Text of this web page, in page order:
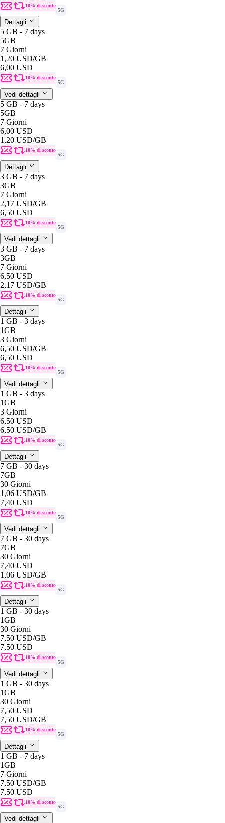
10% di sconto
5G
Dettagli
5 GB - 7 days
5GB
7 Giorni
1,20 USD/GB
6,00 USD
10% di sconto
5G
Vedi dettagli
5 GB - 7 days
5GB
7 Giorni
6,00 USD
1,20 USD/GB
10% di sconto
5G
Dettagli
3 GB - 7 days
3GB
7 Giorni
2,17 USD/GB
6,50 USD
10% di sconto
5G
Vedi dettagli
3 GB - 7 days
3GB
7 Giorni
6,50 USD
2,17 USD/GB
10% di sconto
5G
Dettagli
1 GB - 3 days
1GB
3 Giorni
6,50 USD/GB
6,50 USD
10% di sconto
5G
Vedi dettagli
1 GB - 3 days
1GB
3 Giorni
6,50 USD
6,50 USD/GB
10% di sconto
5G
Dettagli
7 GB - 30 days
7GB
30 Giorni
1,06 USD/GB
7,40 USD
10% di sconto
5G
Vedi dettagli
7 GB - 30 days
7GB
30 Giorni
7,40 USD
1,06 USD/GB
10% di sconto
5G
Dettagli
1 GB - 30 days
1GB
30 Giorni
7,50 USD/GB
7,50 USD
10% di sconto
5G
Vedi dettagli
1 GB - 30 days
1GB
30 Giorni
7,50 USD
7,50 USD/GB
10% di sconto
5G
Dettagli
1 GB - 7 days
1GB
7 Giorni
7,50 USD/GB
7,50 USD
10% di sconto
5G
Vedi dettagli